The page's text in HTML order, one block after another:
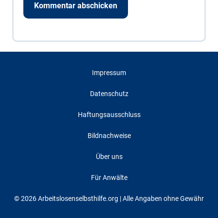
Impressum
Datenschutz
Haftungsausschluss
Bildnachweise
Über uns
Für Anwälte
© 2026 Arbeitslosenselbsthilfe.org | Alle Angaben ohne Gewähr